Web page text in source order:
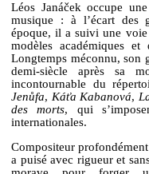
Léos Janáček occupe
musique : à l’écart des
époque, il a suivi une voie
modèles académiques et
Longtemps méconnu, son
demi-siècle après sa
incontournable du
Jenůfa, Káťa Kabanová,
des morts, qui
internationales.
Compositeur
a puisé avec rigueur et